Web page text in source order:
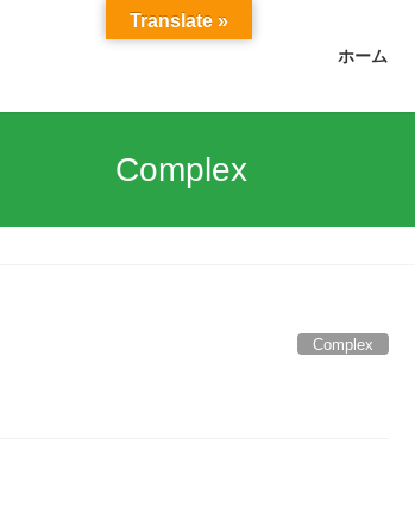
ホーム
Complex
Complex
Translate »